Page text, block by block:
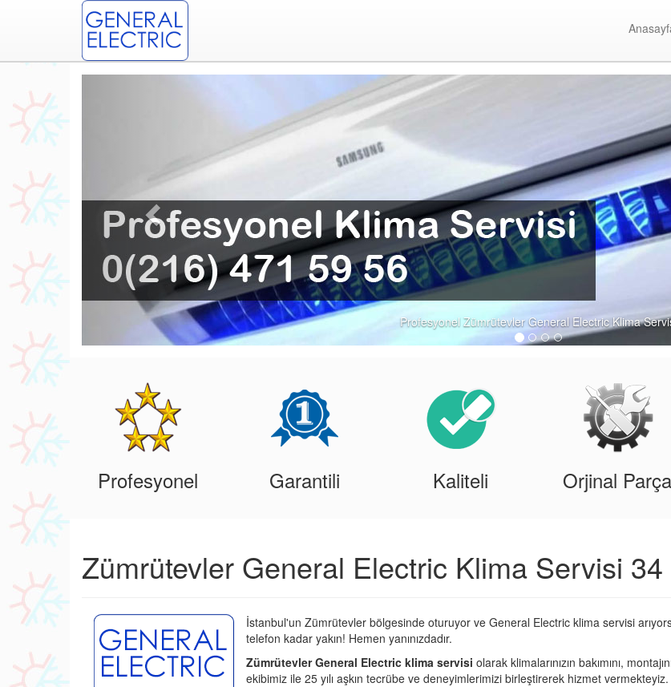
Profesyonel Zümrütevler General Electric Klima Servisi
Profesyonel Garantili Kaliteli Orjinal Parça
Zümrütevler General Electric Klima Servisi 34
İstanbul'un Zümrütevler bölgesinde oturuyor ve General Electric klima servisi
telefon kadar yakın! Hemen yanınızdadır.
Zümrütevler General Electric klima servisi olarak klimalarınızın bakımını,
ekibimiz ile 25 yılı aşkın tecrübe ve deneyimlerimizi birleştirerek hizmet vermekteyiz.